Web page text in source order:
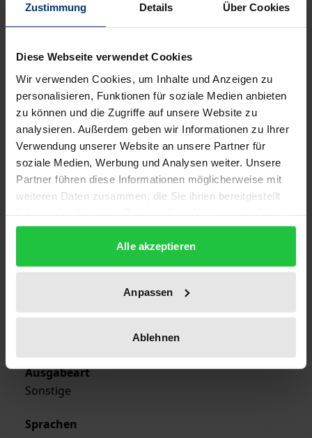
Zustimmung Details Über Cookies
Diese Webseite verwendet Cookies
Wir verwenden Cookies, um Inhalte und Anzeigen zu
personalisieren, Funktionen für soziale Medien anbieten
zu können und die Zugriffe auf unsere Website zu
analysieren. Außerdem geben wir Informationen zu Ihrer
Verwendung unserer Website an unsere Partner für
soziale Medien, Werbung und Analysen weiter. Unsere
Partner führen diese Informationen möglicherweise mit
weiteren Daten zusammen, die Sie ihnen bereitgestellt
gesammelt haben.
Alle akzeptieren
Anpassen
Ablehnen
Bibliografische Angaben
Auflage
1
ISBN
978-3-7890-0707-1
Untertitel
Sicherheitspolitik und Strategische Stabilität
Erscheinungsjahr
Verlag
Ausgabeart
Sonstige
Sprachen